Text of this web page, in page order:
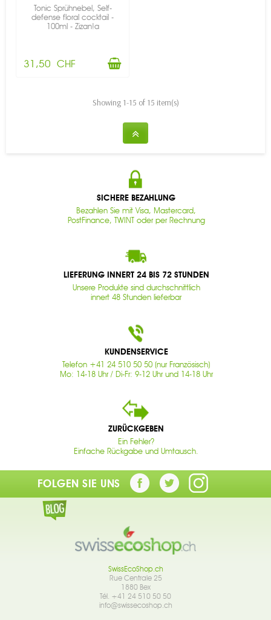
Tonic Sprühnebel, Self-
defense floral cocktail -
100ml - Zizan!a
31,50 CHF
Showing 1-15 of 15 item(s)
SICHERE BEZAHLUNG
Bezahlen Sie mit Visa, Mastercard,
PostFinance, TWINT oder per Rechnung
LIEFERUNG INNERT 24 BIS 72 STUNDEN
Unsere Produkte sind durchschnittlich
innert 48 Stunden lieferbar
KUNDENSERVICE
Telefon +41 24 510 50 50 (nur Französisch)
Mo: 14-18 Uhr / Di-Fr: 9-12 Uhr und 14-18 Uhr
ZURÜCKGEBEN
Ein Fehler?
Einfache Rückgabe und Umtausch.
FOLGEN SIE UNS
SwissEcoShop.ch
Rue Centrale 25
1880 Bex
Tél. +41 24 510 50 50
info@swissecoshop.ch